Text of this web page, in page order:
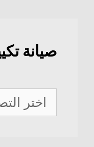
صيانة
صيانة
تكييف